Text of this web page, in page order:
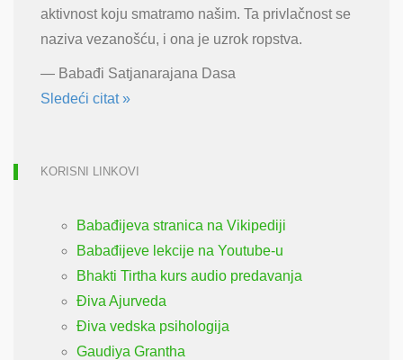
aktivnost koju smatramo našim. Ta privlačnost se
naziva vezanošću, i ona je uzrok ropstva.
— Babađi Satjanarajana Dasa
Sledeći citat »
KORISNI LINKOVI
Babađijeva stranica na Vikipediji
Babađijeve lekcije na Youtube-u
Bhakti Tirtha kurs audio predavanja
Điva Ajurveda
Điva vedska psihologija
Gaudiya Grantha